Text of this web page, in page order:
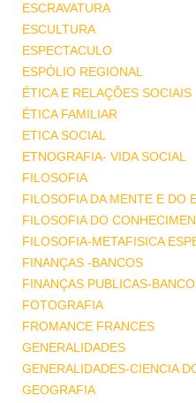
ESCRAVATURA
ESCULTURA
ESPECTACULO
ESPÓLIO REGIONAL
ÉTICA E RELAÇÕES SOCIAIS
ÉTICA FAMILIAR
ETICA SOCIAL
ETNOGRAFIA- VIDA SOCIAL
FILOSOFIA
FILOSOFIA DA MENTE E DO
FILOSOFIA DO
FILOSOFIA-METAFISICA
FINANÇAS -BANCOS
FINANÇAS PUBLICAS-
FOTOGRAFIA
FROMANCE FRANCES
GENERALIDADES
GENERALIDADES-CIENCIA
GEOGRAFIA